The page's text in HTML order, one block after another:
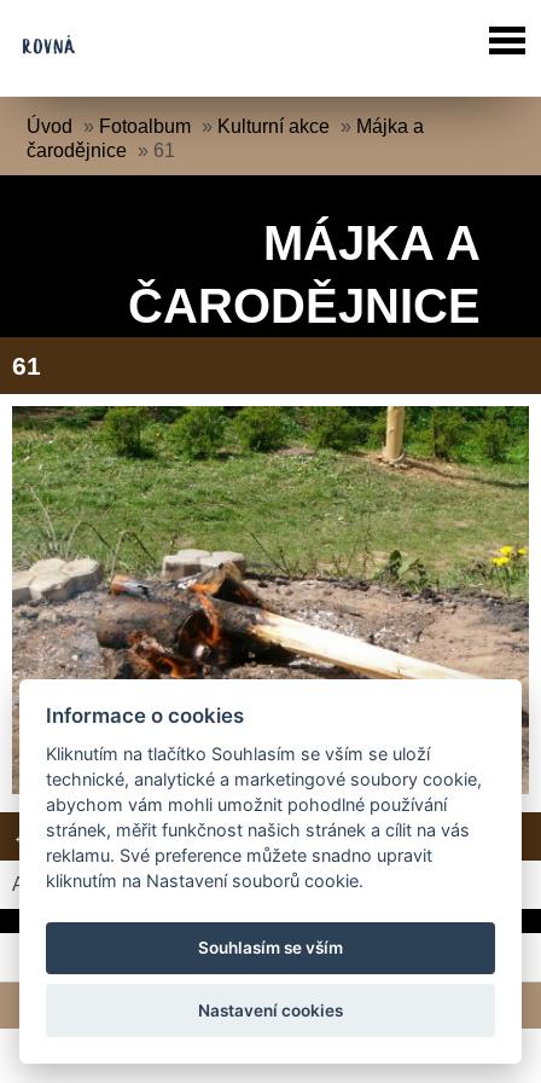
Úvod » Fotoalbum » Kulturní akce » Májka a
čarodějnice » 61
MÁJKA A
ČARODĚJNICE
61
← Předchozí Další → Zpět do složky
Automatické procházení: 3|4|5| 6|7(čas ve vteřinách)
© 2026 eStránky.cz | Tvorba webových stránek
Informace o cookies
Kliknutím na tlačítko Souhlasím se vším se uloží
technické, analytické a marketingové soubory cookie,
abychom vám mohli umožnit pohodlné používání
stránek, měřit funkčnost našich stránek a cílit na vás
reklamu. Své preference můžete snadno upravit
kliknutím na Nastavení souborů cookie.
Souhlasím se vším
Nastavení cookies